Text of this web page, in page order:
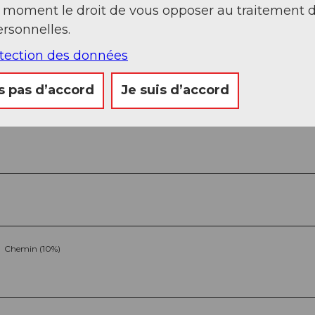
Chemin (10%)
le droit de vous opposer au traitement
des données
pas d’accord Je suis d’accord